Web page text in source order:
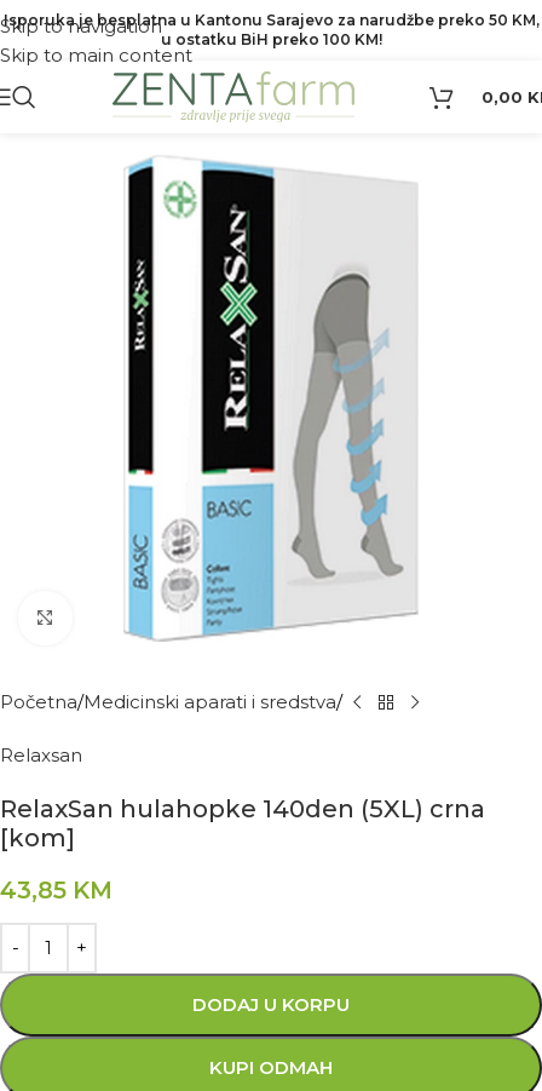
Skip to navigation
Skip to main content
Isporuka je besplatna u Kantonu Sarajevo za narudžbe preko 50 KM,
u ostatku BiH preko 100 KM!
0,00
Kliknite za povećanje
Početna Medicinski aparati i sredstva
Relaxsan
RelaxSan hulahopke 140den (5XL) crna
[kom]
43,85 KM
DODAJ U KORPU
KUPI ODMAH